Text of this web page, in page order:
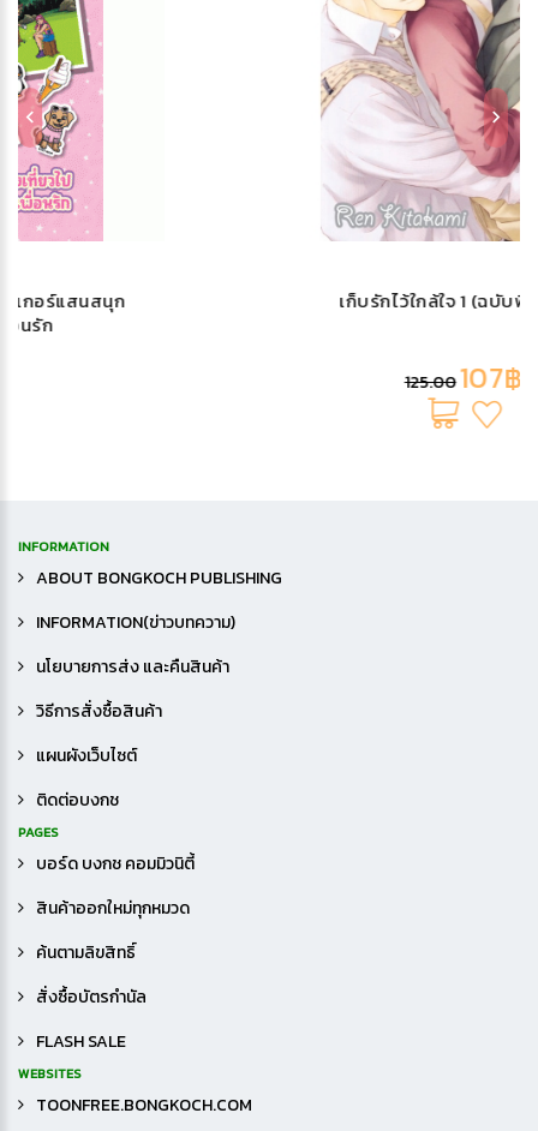
เก็บรักไว้ใกล้ใจ 1 (ฉบับพิมพ์ใหม่)
INFORMATION
ABOUT BONGKOCH PUBLISHING
INFORMATION(ข่าวบทความ)
นโยบายการส่ง และคืนสินค้า
วิธีการสั่งซื้อสินค้า
แผนผังเว็บไซต์
ติดต่อบงกช
PAGES
บอร์ด บงกช คอมมิวนิตี้
สินค้าออกใหม่ทุกหมวด
ค้นตามลิขสิทธิ์
สั่งซื้อบัตรกำนัล
FLASH SALE
WEBSITES
TOONFREE.BONGKOCH.COM